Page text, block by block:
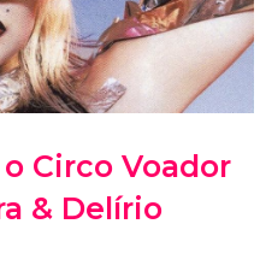
Circo Voador
& Delírio